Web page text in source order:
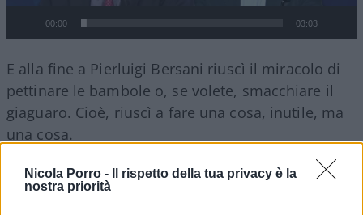
Nicola Porro -
Il rispetto della tua privacy è la
nostra priorità
00:00 03:03
E alla fine a Pierluigi Bersani riuscì il miracolo di
pettinare le bambole o, se volete, smacchiare il
giaguaro. Cioè, riuscì a fare una cosa, inutile, ma
una cosa.
Lo ammetto:Pierluigi Bersani, a differenza di